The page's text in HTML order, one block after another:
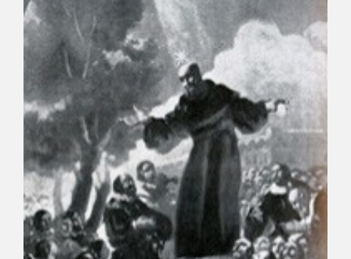
ONLINE SHOP
RECURSOS EDUCATIVOS
ARASAAC